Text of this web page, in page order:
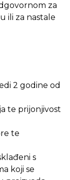
za
ili za nastale
2 godine od
te prijonjivost
te
s
koji se